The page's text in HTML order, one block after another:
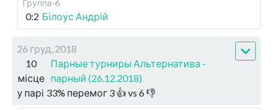
Группа-6
0:2 Білоус Андрій
26 груд, 2018
10
місце
Парные турниры Альтернатива -
парный (26.12.2018)
у парі 33% перемог 3 👍 vs 6👎